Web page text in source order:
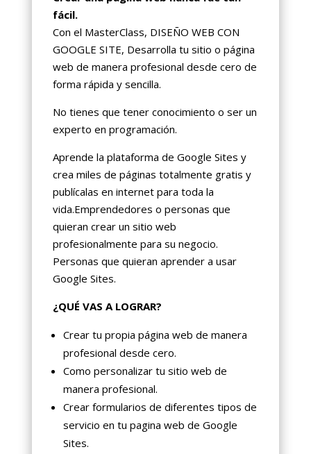
fácil.
Con el MasterClass, DISEÑO WEB CON
GOOGLE SITE, Desarrolla tu sitio o página
web de manera profesional desde cero de
forma rápida y sencilla.
No tienes que tener conocimiento o ser un
experto en programación.
Aprende la plataforma de Google Sites y
crea miles de páginas totalmente gratis y
publícalas en internet para toda la
vida.Emprendedores o personas que
quieran crear un sitio web
profesionalmente para su negocio.
Personas que quieran aprender a usar
Google Sites.
¿QUÉ VAS A LOGRAR?
Crear tu propia página web de manera
profesional desde cero.
Como personalizar tu sitio web de
manera profesional.
Crear formularios de diferentes tipos de
servicio en tu pagina web de Google
Sites.